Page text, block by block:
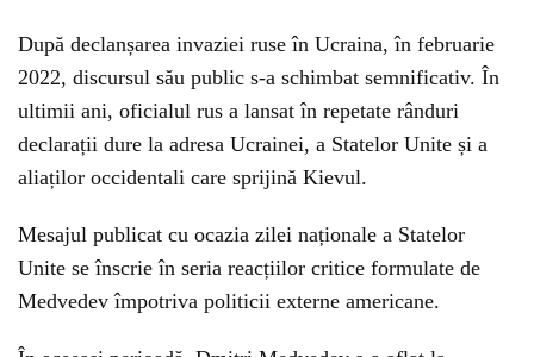
După declanșarea invaziei ruse în Ucraina, în februarie
2022, discursul său public s-a schimbat semnificativ. În
ultimii ani, oficialul rus a lansat în repetate rânduri
declarații dure la adresa Ucrainei, a Statelor Unite și a
aliaților occidentali care sprijină Kievul.
Mesajul publicat cu ocazia zilei naționale a Statelor
Unite se înscrie în seria reacțiilor critice formulate de
Medvedev împotriva politicii externe americane.